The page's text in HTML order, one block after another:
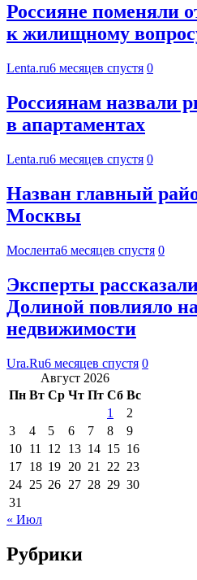
Россияне поменяли
к жилищному
Lenta.ru6 месяцев спустя 0
Россиянам назвали
в апартаментах
Lenta.ru6 месяцев спустя 0
Назван главный
Москвы
Мослента6 месяцев спустя 0
Эксперты
Долиной повлияло
недвижимости
Ura.Ru6 месяцев спустя 0
Август 2026
Пн Вт Ср Чт Пт Сб Вс
1
2
3
4 5 6 7 8
9
10 11 12 13 14 15 16
17 18 19 20 21 22 23
24 25 26 27 28 29 30
31
« Июл
Рубрики